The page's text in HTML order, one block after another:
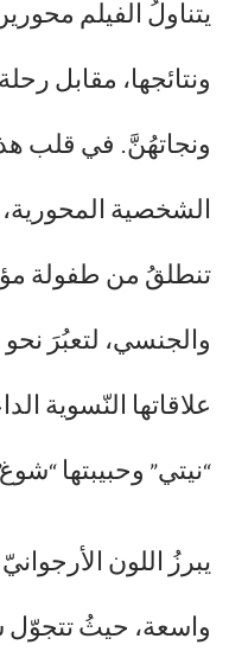
يتناولُ الفيلم
ونتائجها، مقابل
ونجاتهُنَّ. في قلب
الشخصية المحورية،
تنطلقُ من طفولة
والجنسي، لتعبُرَ
علاقاتها النّسوية
“نيتي” وحبيبتها
يبرزُ اللون
واسعة، حيثُ تتجوّل